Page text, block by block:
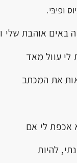
ופיבּי.
אוהבת שלי
עוול מאד
את המכתב
לי אם
להיות